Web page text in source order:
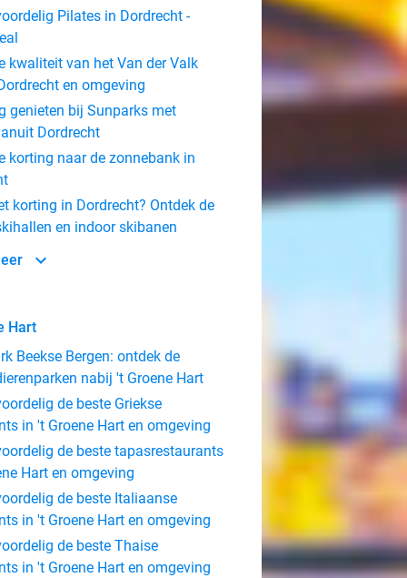
Pilates in Dordrecht -
kwaliteit van het Van der Valk
en omgeving
genieten bij Sunparks met
Dordrecht
korting naar de zonnebank in
korting in Dordrecht? Ontdek de
en indoor skibanen
Hart
Beekse Bergen: ontdek de
nabij 't Groene Hart
de beste Griekse
in 't Groene Hart en omgeving
de beste tapasrestaurants
Hart en omgeving
de beste Italiaanse
in 't Groene Hart en omgeving
de beste Thaise
in 't Groene Hart en omgeving